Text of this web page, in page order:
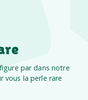
par dans notre
vous la perle rare